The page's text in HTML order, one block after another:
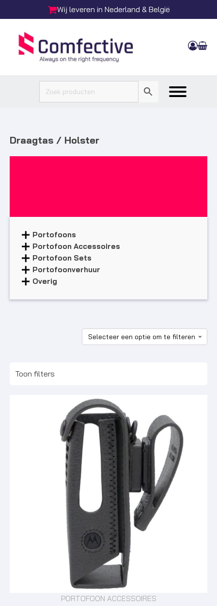
in Nederland & België Bereikbaar via:
Draagtas / Holster
Portofoons
Portofoon Accessoires
Portofoon Sets
Portofoonverhuur
Overig
Toon filters
PORTOFOON ACCESSOIRES